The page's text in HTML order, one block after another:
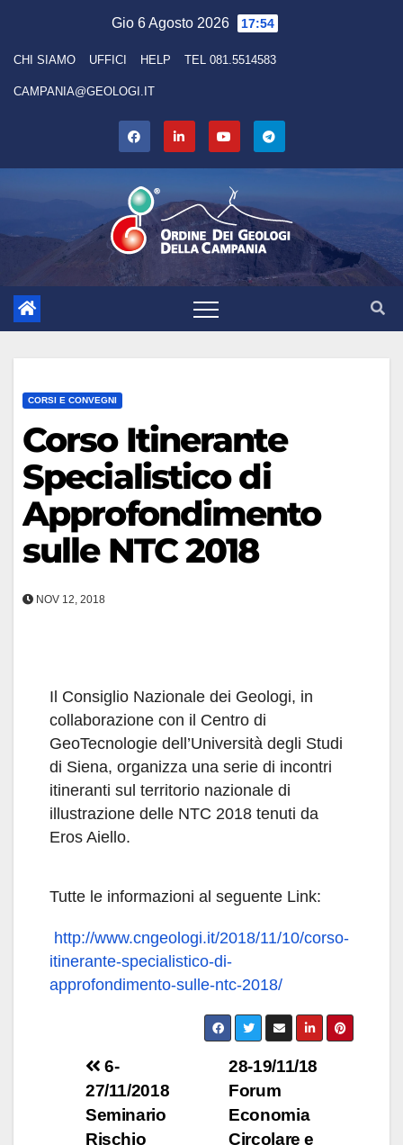
content
Gio 6 Agosto 2026 17:54
CHI SIAMO UFFICI HELP TEL 081.5514583
CAMPANIA@GEOLOGI.IT
CORSI E CONVEGNI
Corso Itinerante
Specialistico di
Approfondimento
sulle NTC 2018
NOV 12, 2018
Il Consiglio Nazionale dei Geologi, in
collaborazione con il Centro di
GeoTecnologie dell’Università degli Studi
di Siena, organizza una serie di incontri
itineranti sul territorio nazionale di
illustrazione delle NTC 2018 tenuti da
Eros Aiello.
Tutte le informazioni al seguente Link:
http://www.cngeologi.it/2018/11/10/corso-
itinerante-specialistico-di-
approfondimento-sulle-ntc-2018/
Navigazione
articoli
28-19/11/18
Forum
Economia
Circolare e
6-
27/11/2018
Seminario
Rischio